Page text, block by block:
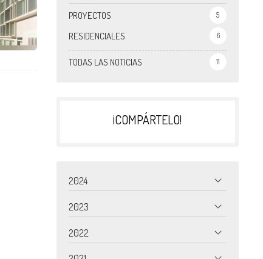
TODAS LAS NOTICIAS 11
PROYECTOS 5
RESIDENCIALES 6
¡COMPÁRTELO!
2024
2023
2022